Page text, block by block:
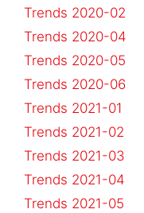
Trends 2020-02
Trends 2020-04
Trends 2020-05
Trends 2020-06
Trends 2021-01
Trends 2021-02
Trends 2021-03
Trends 2021-04
Trends 2021-05